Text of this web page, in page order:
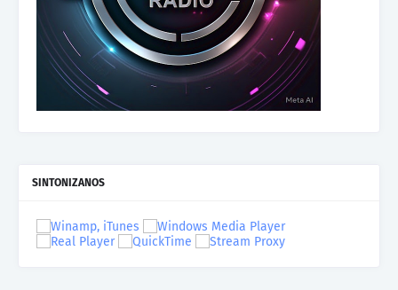
SINTONIZANOS